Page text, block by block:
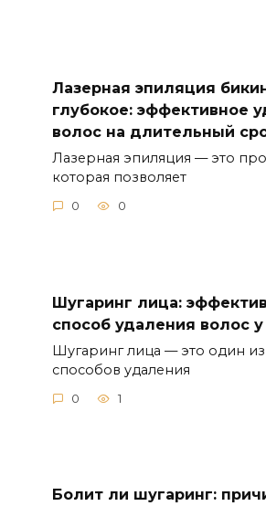
Лазерная эпиляция
глубокое: эффективное
волос на длительный
Лазерная эпиляция — это
которая позволяет
0 0
Шугаринг лица:
способ удаления волос
Шугаринг лица — это один
способов удаления
0 1
Болит ли шугаринг: